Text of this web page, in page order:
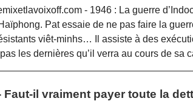
- 1946 : La guerre
Pat essaie de ne pas faire la
viêt-minhs… Il assiste à des
les dernières qu’il verra au cours de sa
Faut-il vraiment payer toute la